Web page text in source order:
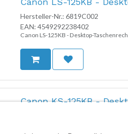
Hersteller-Nr.: 6819C002
EAN: 4549292238402
Canon LS-125KB - Desktop-
Canon KS-125KB -